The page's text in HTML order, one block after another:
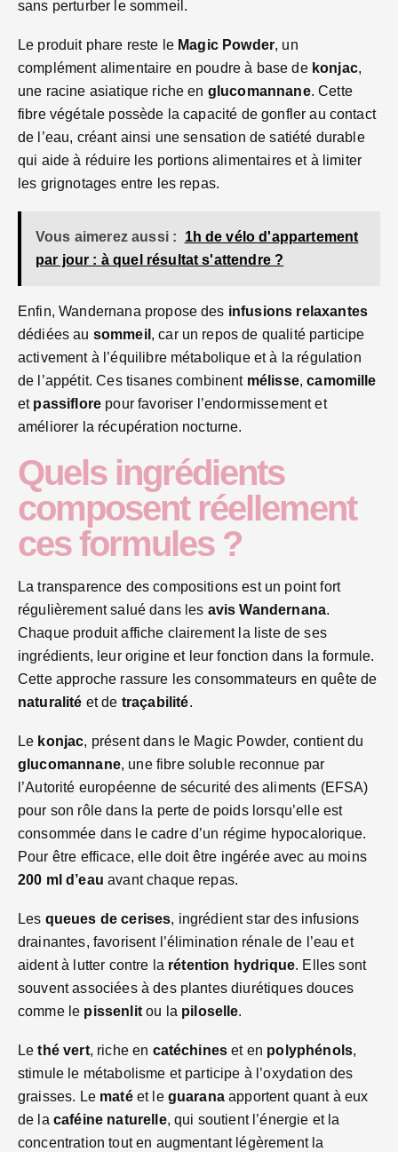
sans perturber le sommeil.
Le produit phare reste le Magic Powder, un
complément alimentaire en poudre à base de konjac,
une racine asiatique riche en glucomannane. Cette
fibre végétale possède la capacité de gonfler au contact
de l’eau, créant ainsi une sensation de satiété durable
qui aide à réduire les portions alimentaires et à limiter
les grignotages entre les repas.
Vous aimerez aussi :
1h de vélo d'appartement
par jour : à quel résultat s'attendre ?
Enfin, Wandernana propose des infusions relaxantes
dédiées au sommeil , car un repos de qualité participe
activement à l’équilibre métabolique et à la régulation
de l’appétit. Ces tisanes combinent mélisse,camomille
et passiflore pour favoriser l’endormissement et
améliorer la récupération nocturne.
Quels ingrédients
composent réellement
ces formules ?
La transparence des compositions est un point fort
régulièrement salué dans les avis Wandernana.
Chaque produit affiche clairement la liste de ses
ingrédients, leur origine et leur fonction dans la formule.
Cette approche rassure les consommateurs en quête de
naturalité et de traçabilité.
Le konjac, présent dans le Magic Powder, contient du
glucomannane, une fibre soluble reconnue par
l’Autorité européenne de sécurité des aliments (EFSA)
pour son rôle dans la perte de poids lorsqu’elle est
consommée dans le cadre d’un régime hypocalorique.
Pour être efficace, elle doit être ingérée avec au moins
200 ml d’eau avant chaque repas.
Les queues de cerises, ingrédient star des infusions
drainantes, favorisent l’élimination rénale de l’eau et
aident à lutter contre la rétention hydrique. Elles sont
souvent associées à des plantes diurétiques douces
comme le pissenlitou la piloselle.
Lethé vert, riche en catéchines et en polyphénols,
stimule le métabolisme et participe à l’oxydation des
graisses. Le matéet le guaranaapportent quant à eux
de la caféine naturelle, qui soutient l’énergie et la
concentration tout en augmentant légèrement la